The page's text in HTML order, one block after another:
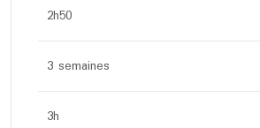
2h50
3 semaines
3h